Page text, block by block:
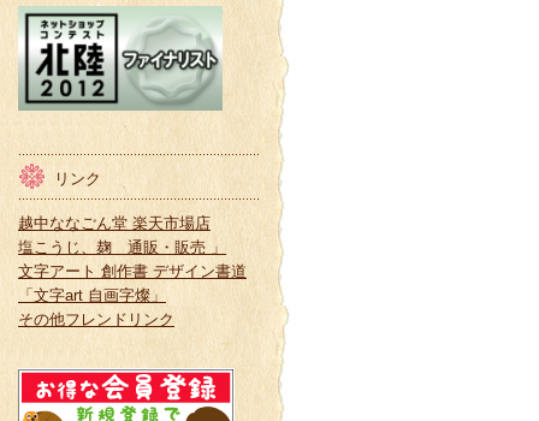
リンク
越中ななごん堂 楽天市場店
塩こうじ、麹 通販・販売 」
文字アート 創作書 デザイン書道
「文字art 自画字燦」
その他フレンドリンク